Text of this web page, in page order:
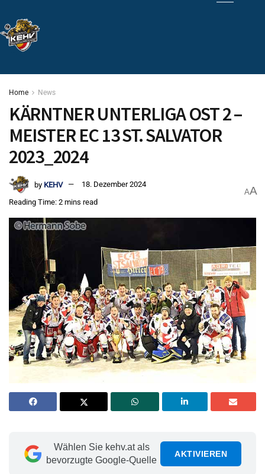
Home News
KÄRNTNER UNTERLIGA OST 2 –
MEISTER EC 13 ST. SALVATOR
2023_2024
by KEHV
18. Dezember 2024
Reading Time: 2 mins read
AA
Wählen Sie kehv.at als
bevorzugte Google-Quelle
AKTIVIEREN